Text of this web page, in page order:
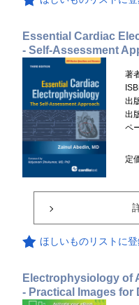
Essential Cardiac
- Self-Assessment
著
出
出
ペ
定
ほしいものリストに
Electrophysiology of
- Practical Images